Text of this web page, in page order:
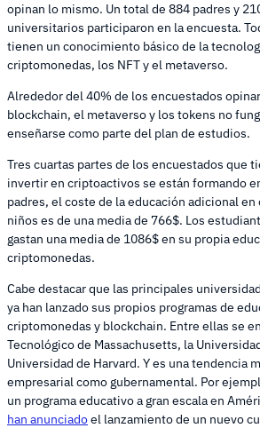
opinan lo mismo. Un total de 884 padres y
universitarios participaron en la encuesta.
tienen un conocimiento básico de la
criptomonedas, los NFT y el metaverso.
Alrededor del 40% de los encuestados
blockchain, el metaverso y los tokens no
enseñarse como parte del plan de estudios.
Tres cuartas partes de los encuestados que
invertir en criptoactivos se están formando
padres, el coste de la educación adicional
niños es de una media de 766$. Los
gastan una media de 1086$ en su propia
criptomonedas.
Cabe destacar que las principales
ya han lanzado sus propios programas de
criptomonedas y blockchain. Entre ellas se
Tecnológico de Massachusetts, la
Universidad de Harvard. Y es una tendencia
empresarial como gubernamental. Por
un programa educativo a gran escala en
han anunciadoel lanzamiento de un nuevo